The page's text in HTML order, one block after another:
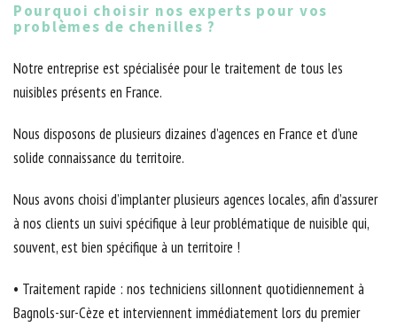
Pourquoi choisir nos experts pour vos
problèmes de chenilles ?
Notre entreprise est spécialisée pour le traitement de tous les
nuisibles présents en France.
Nous disposons de plusieurs dizaines d’agences en France et d’une
solide connaissance du territoire.
Nous avons choisi d’implanter plusieurs agences locales, afin d’assurer
à nos clients un suivi spécifique à leur problématique de nuisible qui,
souvent, est bien spécifique à un territoire !
• Traitement rapide : nos techniciens sillonnent quotidiennement à
Bagnols-sur-Cèze et interviennent immédiatement lors du premier